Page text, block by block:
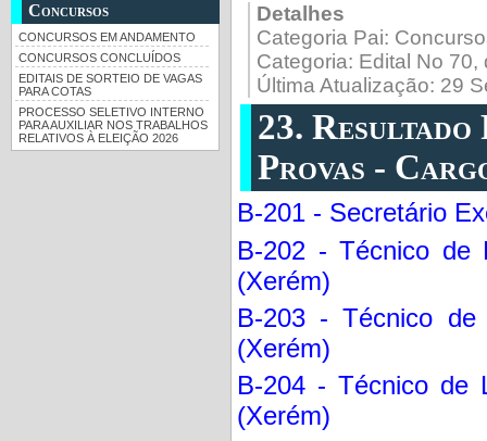
Concursos
CONCURSOS EM ANDAMENTO
CONCURSOS CONCLUÍDOS
EDITAIS DE SORTEIO DE VAGAS
PARA COTAS
PROCESSO SELETIVO INTERNO
PARA AUXILIAR NOS TRABALHOS
RELATIVOS À ELEIÇÃO 2026
Detalhes
Categoria Pai:
Categoria: Edital No 70,
Última Atualização: 29
23.
Provas -
B-201 - Secretário
B-202 - Técnico de
(Xerém)
B-203 - Técnico
(Xerém)
B-204 - Técnico de
(Xerém)